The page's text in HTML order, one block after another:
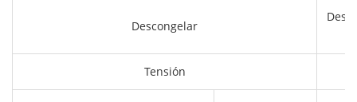
Descongelar
Tensión